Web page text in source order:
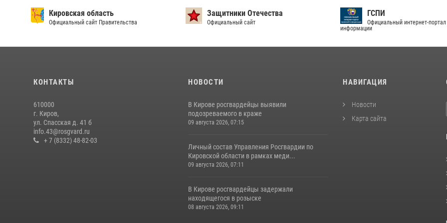
Кировская область
Официальный сайт Правительства
Защитники Отечества
Официальный сайт
ГСПИ
Официальный интернет-
информации
КОНТАКТЫ
610000
г. Киров,
ул. Спасская д. 41 б
info.43@rosgvard.ru
+ 7 (8332) 48-82-03
НОВОСТИ
В Кирове росгвардейцы выявили
подозреваемого в краже
09 августа 2026, 07:15
Личный состав Управления Росгвардии по
Кировской области в рамках меди...
09 августа 2026, 07:11
В Кирове росгвардейцы задержали
находящегося в розыске
08 августа 2026, 09:11
НАВИГАЦИЯ
Новости
Карта сайта